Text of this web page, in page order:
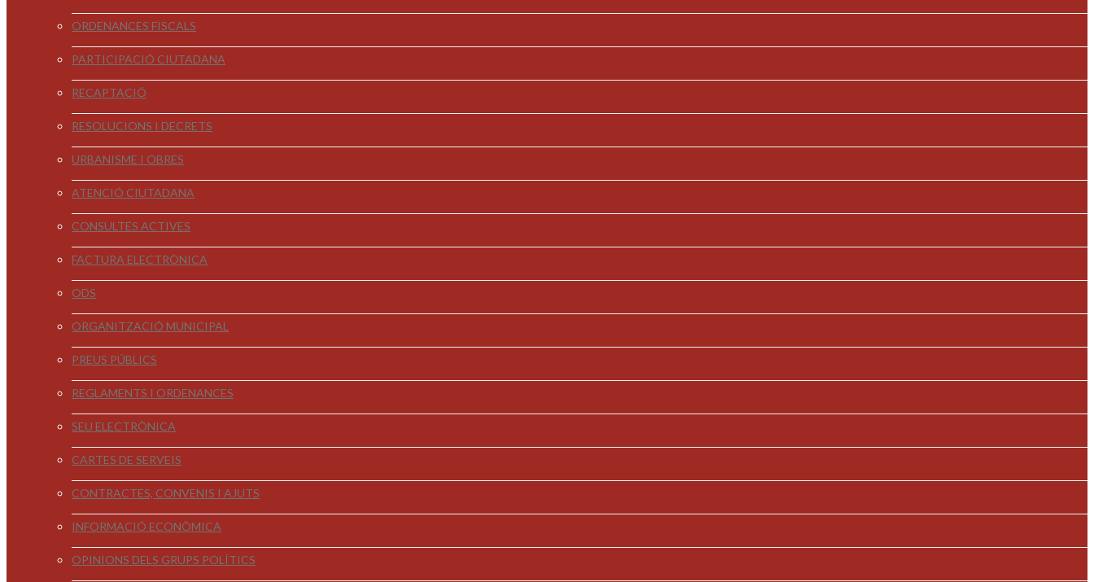
ORDENANCES FISCALS
PARTICIPACIÓ CIUTADANA
RECAPTACIÓ
RESOLUCIONS I DECRETS
URBANISME I OBRES
ATENCIÓ CIUTADANA
CONSULTES ACTIVES
FACTURA ELECTRÒNICA
ODS
ORGANITZACIÓ MUNICIPAL
PREUS PÚBLICS
REGLAMENTS I ORDENANCES
SEU ELECTRÒNICA
CARTES DE SERVEIS
CONTRACTES, CONVENIS I AJUTS
INFORMACIÓ ECONÒMICA
OPINIONS DELS GRUPS POLÍTICS